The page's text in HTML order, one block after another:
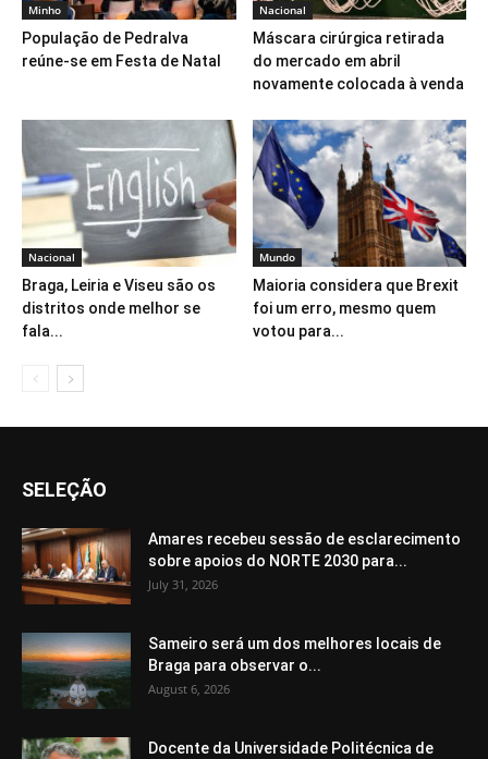
Minho
População de Pedralva
reúne-se em Festa de Natal
Nacional
Máscara cirúrgica retirada
do mercado em abril
novamente colocada à venda
Nacional
Braga, Leiria e Viseu são os
distritos onde melhor se
fala...
Mundo
Maioria considera que Brexit
foi um erro, mesmo quem
votou para...
SELEÇÃO
Amares recebeu sessão de esclarecimento
sobre apoios do NORTE 2030 para...
July 31, 2026
Sameiro será um dos melhores locais de
Braga para observar o...
August 6, 2026
Docente da Universidade Politécnica de